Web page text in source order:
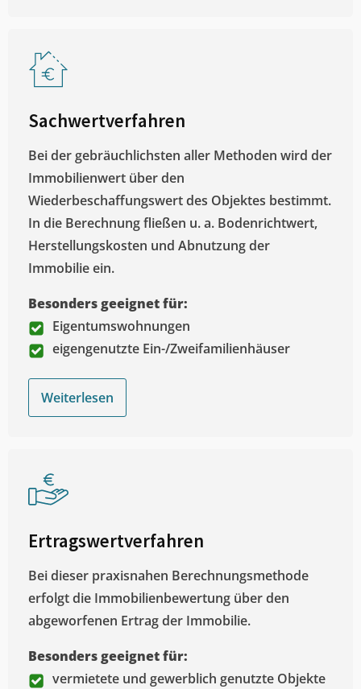
Sachwertverfahren
Bei der gebräuchlichsten aller Methoden wird der
Immobilienwert über den
Wiederbeschaffungswert des Objektes bestimmt.
In die Berechnung fließen u. a. Bodenrichtwert,
Herstellungskosten und Abnutzung der
Immobilie ein.
Besonders geeignet für:
Eigentumswohnungen
eigengenutzte Ein-/Zweifamilienhäuser
Weiterlesen
Ertragswertverfahren
Bei dieser praxisnahen Berechnungsmethode
erfolgt die Immobilienbewertung über den
abgeworfenen Ertrag der Immobilie.
Besonders geeignet für:
vermietete und gewerblich genutzte Objekte